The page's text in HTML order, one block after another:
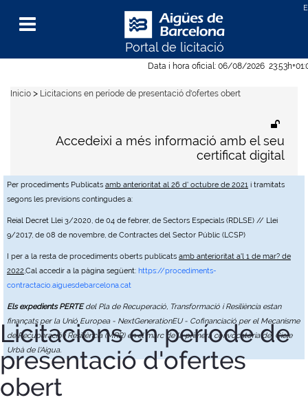
Data i hora oficial: 06/08/2026 23:53h
Per procediments Publicats amb anterioritat al 26 d' octubre de 2021 i tramitats
segons les previsions contingudes a:
Reial Decret Llei 3/2020, de 04 de febrer, de Sectors Especials (RDLSE) // Llei
9/2017, de 08 de novembre, de Contractes del Sector Públic (LCSP)
I per a la resta de procediments oberts publicats amb anterioritat a'l 1 de mar? de
2022,Cal accedir a la pàgina següent: https://procediments-
contractacio.aiguesdebarcelona.cat
Els expedients PERTEdel Pla de Recuperació, Transformació i Resiliència estan
finançats per la Unió Europea - NextGenerationEU - Cofinanciació per el Mecanisme
de Recuperació i Resiliència (MRR) en el marc de la primera convocatòria del Cicle
Urbà de l'Aigua.
Portal de licitació
Menu
Accedeixi a més informació amb el seu
certificat digital
Inicio > Licitacions en període de presentació d'ofertes obert
Licitacions en període de
presentació d'ofertes
obert